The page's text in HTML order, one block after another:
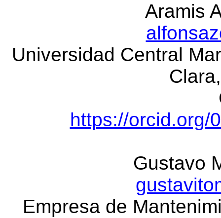
Aramis
Universidad Central
https://orcid.org/
Gustavo
Empresa de